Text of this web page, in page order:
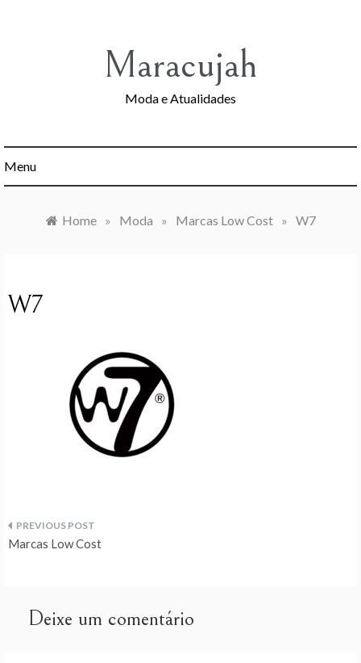
Maracujah
Moda e Atualidades
Menu
Home » Moda » Marcas Low Cost » W7
W7
Navegação
artigos
Marcas Low Cost
Deixe um comentário